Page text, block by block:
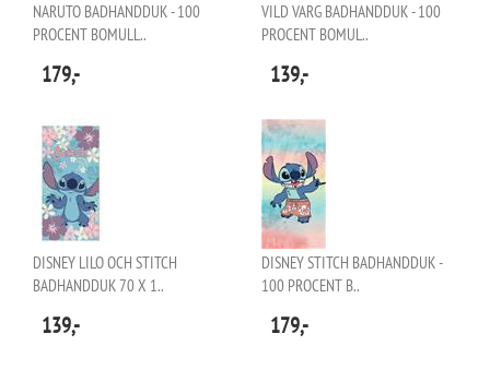
NARUTO BADHANDDUK - 100
PROCENT BOMULL..
179,-
VILD VARG BADHANDDUK - 100
PROCENT BOMUL..
139,-
DISNEY LILO OCH STITCH
BADHANDDUK 70 X 1..
139,-
DISNEY STITCH BADHANDDUK -
100 PROCENT B..
179,-